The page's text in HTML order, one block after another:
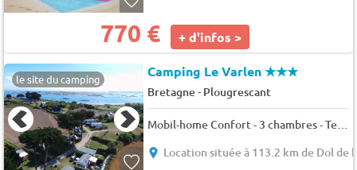
770 € + d'infos >
le site du camping Camping Le Varlen★★★
Bretagne- Plougrescant
Mobil-home Confort - 3 chambres - Terrasse semi-couverte 6 pers.
Location située à 113.2 km de Dol de